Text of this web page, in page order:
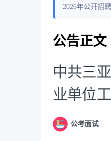
2026年公开招
公告正文
中共三
业单位
公考面试